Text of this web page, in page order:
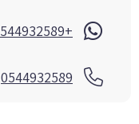
+972544932589
0544932589